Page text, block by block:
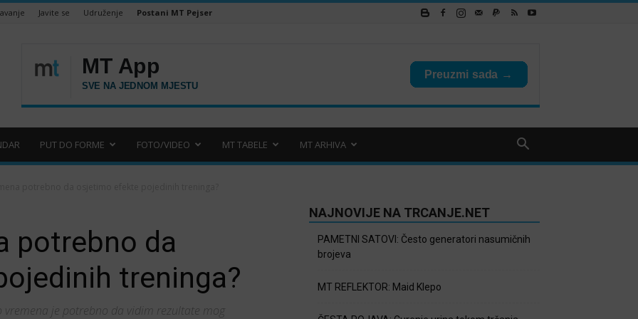
Javite se Udruženje Postani MT Pejser
PUT DO FORME FOTO/VIDEO MT TABELE MT ARHIVA
potrebno da
treninga?
je potrebno da vidim rezultate mog
NAJNOVIJE NA TRCANJE.NET
PAMETNI SATOVI: Često generatori nasumičnih
brojeva
MT REFLEKTOR: Maid Klepo